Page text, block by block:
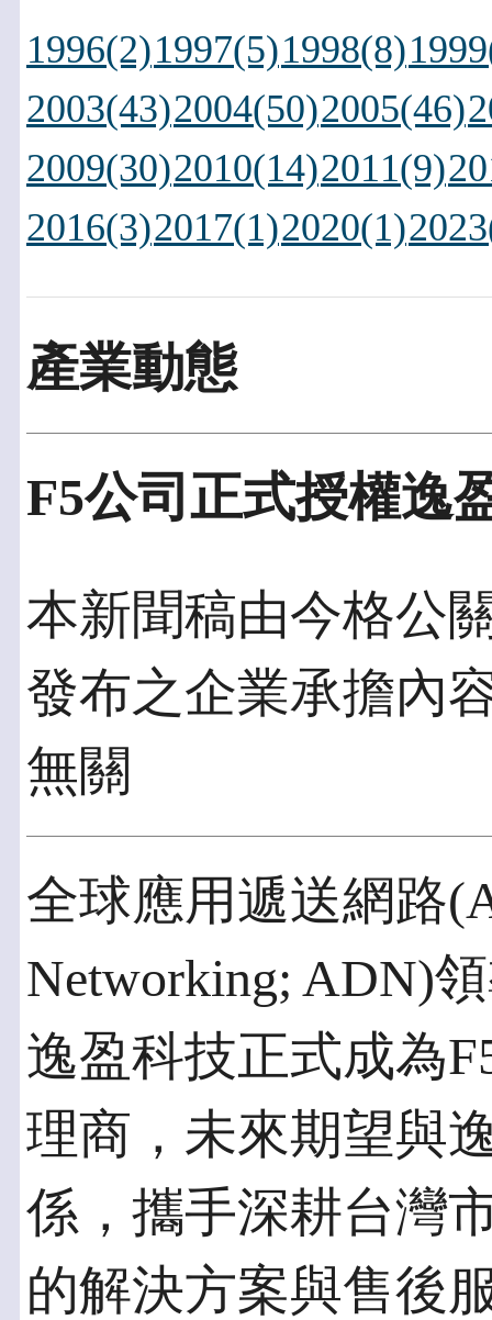
1996(2)1997(5)1998(8)
2003(43)2004(50)2005(46)
2009(30)2010(14)2011(9)
2016(3)2017(1)2020(1)
產業動態
F5公司正式授權逸
本新聞稿由今格公
發布之企業承擔內
無關
全球應用遞送網路
Networking; ADN)
逸盈科技正式成為
理商，未來期望與
係，攜手深耕台灣
的解決方案與售後